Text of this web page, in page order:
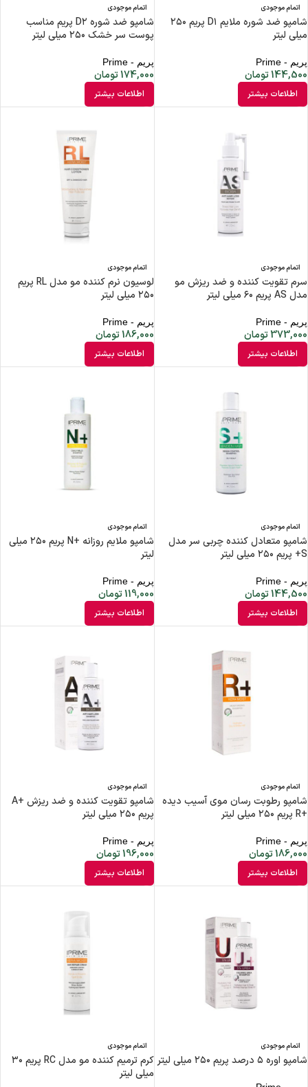
اتمام موجودی
شامپو ضد شوره ملایم D۱ پریم ۲۵۰
میلی لیتر
پریم - Prime
144,500تومان
اطلاعات بیشتر
اتمام موجودی
شامپو ضد شوره D۲ پریم مناسب
پوست سر خشک ۲۵۰ میلی لیتر
پریم - Prime
174,000تومان
اطلاعات بیشتر
اتمام موجودی
سرم تقویت کننده و ضد ریزش مو
مدل AS پریم ۶۰ میلی لیتر
پریم - Prime
373,000تومان
اطلاعات بیشتر
اتمام موجودی
لوسیون نرم کننده مو مدل RL پریم
۲۵۰ میلی لیتر
پریم - Prime
186,000تومان
اطلاعات بیشتر
اتمام موجودی
شامپو متعادل کننده چربی سر مدل
S+ پریم ۲۵۰ میلی لیتر
پریم - Prime
144,500تومان
اطلاعات بیشتر
اتمام موجودی
شامپو ملایم روزانه +N پریم ۲۵۰ میلی
لیتر
پریم - Prime
119,000تومان
اطلاعات بیشتر
اتمام موجودی
شامپو رطوبت رسان موی آسیب دیده
+R پریم ۲۵۰ میلی لیتر
پریم - Prime
186,000تومان
اطلاعات بیشتر
اتمام موجودی
شامپو تقویت کننده و ضد ریزش +A
پریم ۲۵۰ میلی لیتر
پریم - Prime
196,000تومان
اطلاعات بیشتر
اتمام موجودی
شامپو اوره ۵ درصد پریم ۲۵۰ میلی لیتر
اتمام موجودی
کرم ترمیم کننده مو مدل RC پریم ۳۰
میلی لیتر